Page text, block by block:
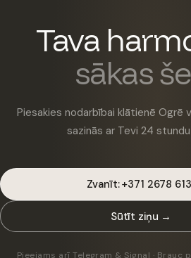
Tava
sākas
Piesakies nodarbībai klātienē Ogrē
sazinās ar Tevi 24 stundu
Zvanīt: +371 2678
Sūtīt ziņu →
Pieejams arī Telegram & Signal · Brauc